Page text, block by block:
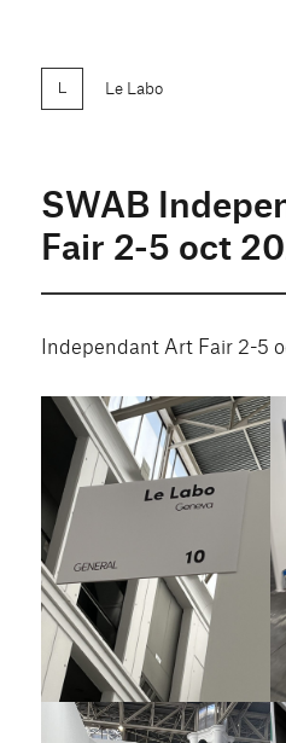
Le Labo
SWAB
Fair 2-5 oct
Independant Art Fair 2-5